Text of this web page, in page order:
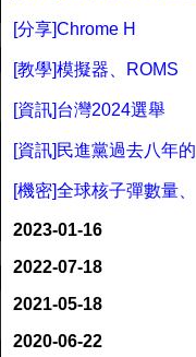
[分享]Chrome H
[教學]模擬器、ROMS
[資訊]台灣2024選舉
[資訊]民進黨過去八年的
[機密]全球核子彈數量、
2023-01-16
2022-07-18
2021-05-18
2020-06-22